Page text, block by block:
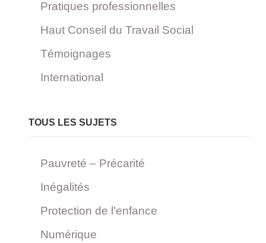
Pratiques professionnelles
Haut Conseil du Travail Social
Témoignages
International
TOUS LES SUJETS
Pauvreté – Précarité
Inégalités
Protection de l’enfance
Numérique